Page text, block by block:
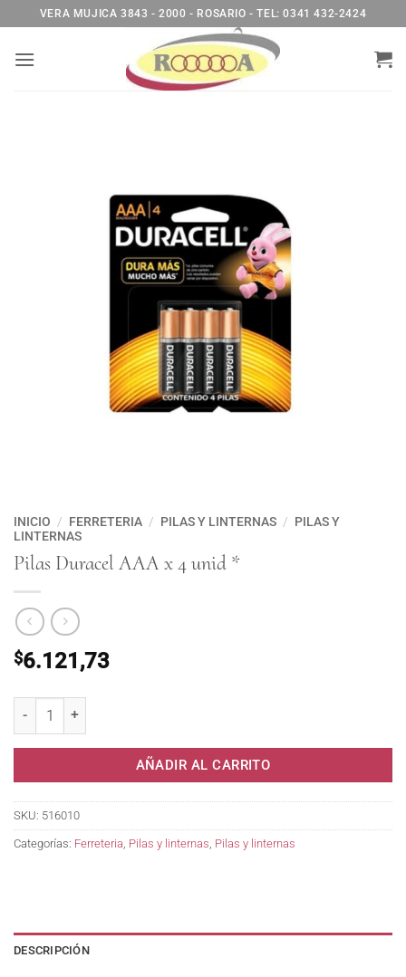
al
contenido
VERA MUJICA 3843 - 2000 - ROSARIO - TEL: 0341 432-2424
INICIO / FERRETERIA / PILAS Y LINTERNAS / PILAS Y
LINTERNAS
Pilas Duracel AAA x 4 unid *
$6.121,73
AÑADIR AL CARRITO
SKU: 516010
Categorías: Ferreteria, Pilas y linternas, Pilas y linternas
DESCRIPCIÓN